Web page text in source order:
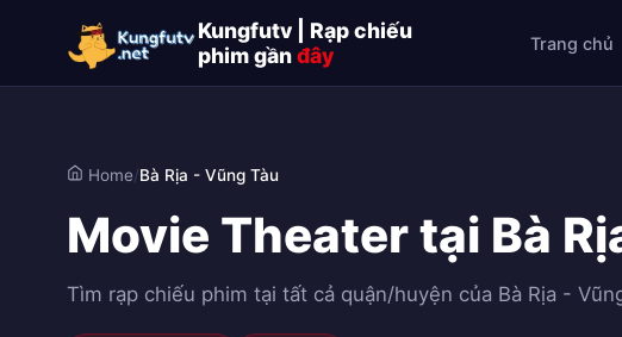
Kungfutv | Rạp chiếu
phim gầnđây Trang chủ
Home/Bà Rịa - Vũng Tàu
Movie Theater tại Bà
Tìm rạp chiếu phim tại tất cả quận/huyện của Bà Rịa -